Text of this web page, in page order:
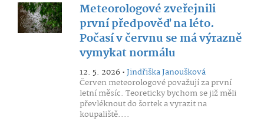
Meteorologové zveřejnili
první předpověď na léto.
Počasí v červnu se má výrazně
vymykat normálu
12. 5. 2026 •Jindřiška Janoušková
Červen meteorologové považují za první
letní měsíc. Teoreticky bychom se již měli
převléknout do šortek a vyrazit na
koupaliště....